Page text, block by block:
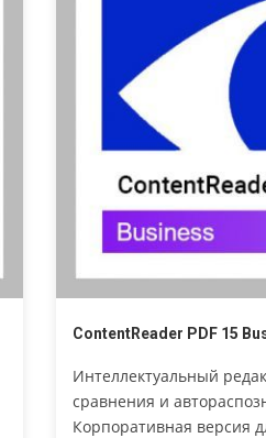
ContentReader PDF 15
Интеллектуальный
сравнения и
Корпоративная версия